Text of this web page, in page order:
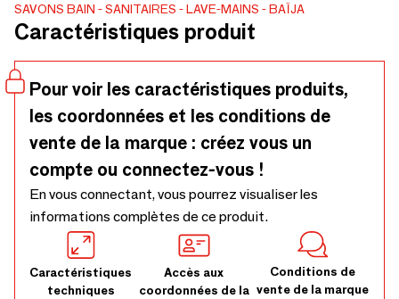
Son plus ? Il s’utilise à la fois pour les mains mais aussi en gel
douche pour le corps. Format : 500ml.
SAVONS BAIN SANITAIRES LAVE-MAINS BAÏJA
Caractéristiques produit
Pour voir les caractéristiques produits,
les coordonnées et les conditions de
vente de la marque : créez vous un
compte ou connectez-vous !
En vous connectant, vous pourrez visualiser les
informations complètes de ce produit.
Caractéristiques
techniques
Accès aux
coordonnées de la
Conditions de
vente de la marque